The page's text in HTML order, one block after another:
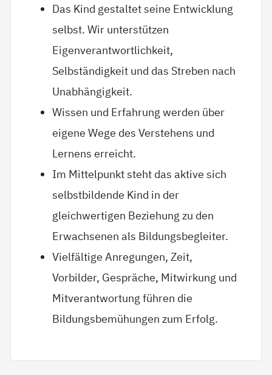
Das Kind gestaltet seine Entwicklung
selbst. Wir unterstützen
Eigenverantwortlichkeit,
Selbständigkeit und das Streben nach
Unabhängigkeit.
Wissen und Erfahrung werden über
eigene Wege des Verstehens und
Lernens erreicht.
Im Mittelpunkt steht das aktive sich
selbstbildende Kind in der
gleichwertigen Beziehung zu den
Erwachsenen als Bildungsbegleiter.
Vielfältige Anregungen, Zeit,
Vorbilder, Gespräche, Mitwirkung und
Mitverantwortung führen die
Bildungsbemühungen zum Erfolg.